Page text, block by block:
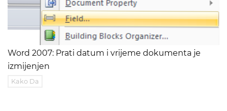
Word 2007: Prati datum i vrijeme dokumenta je
izmijenjen
Kako Da